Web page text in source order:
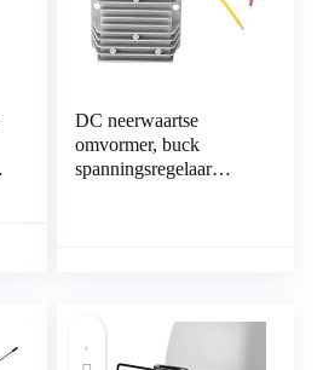
DC neerwaartse
omvormer, buck
spanningsregelaar